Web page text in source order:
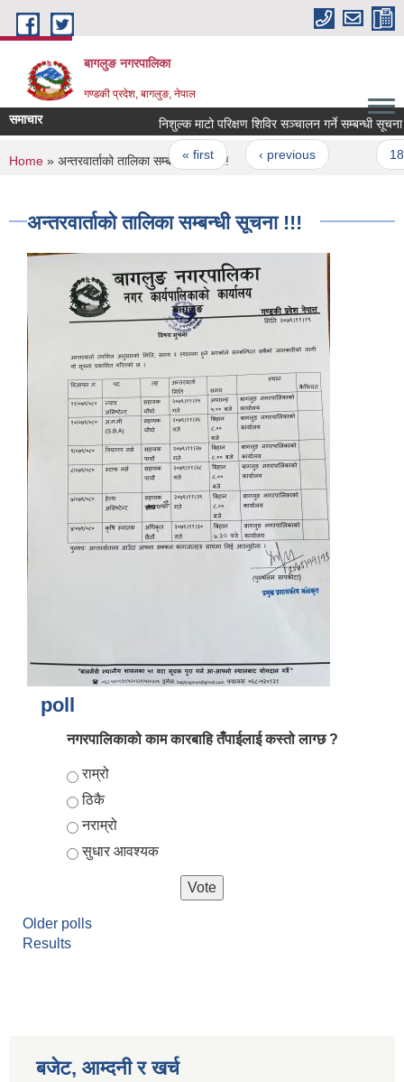
Skip to main content
बागलुङ नगरपालिका
गण्डकी प्रदेश, बागलुङ, नेपाल
समाचार निशुल्क माटो परिक्षण शिविर सञ्चालन गर्ने सम्बन्धी सूचना !!!
Pages
« first ‹ previous
You are here
Home » अन्तरवार्ताको तालिका सम्बन्धी सूचना !!!
अन्तरवार्ताको तालिका सम्बन्धी सूचना !!!
poll
नगरपालिकाको काम कारबाहि तँपाईलाई कस्तो लाग्छ ?
Choices
राम्रो
ठिकै
नराम्रो
सुधार आवश्यक
Older polls
Results
बजेट, आम्दनी र खर्च